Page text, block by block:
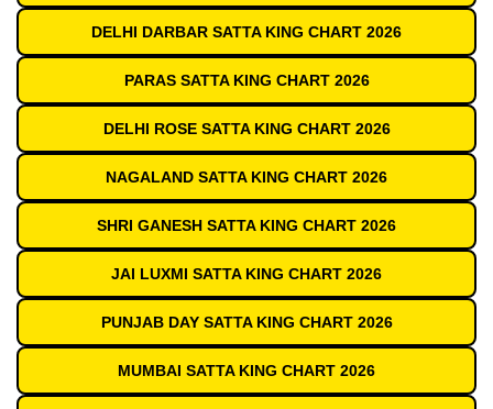
DELHI DARBAR SATTA KING CHART 2026
PARAS SATTA KING CHART 2026
DELHI ROSE SATTA KING CHART 2026
NAGALAND SATTA KING CHART 2026
SHRI GANESH SATTA KING CHART 2026
JAI LUXMI SATTA KING CHART 2026
PUNJAB DAY SATTA KING CHART 2026
MUMBAI SATTA KING CHART 2026